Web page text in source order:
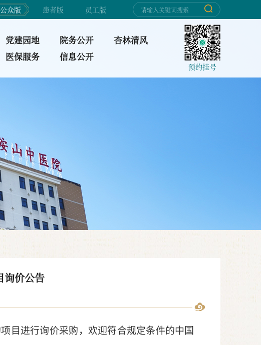
公众版 患者版 员工版
党建园地 院务公开
杏林清风
医保服务 信息公开
预约挂号
询价公告
目进行询价采购，欢迎符合规定条件的中国